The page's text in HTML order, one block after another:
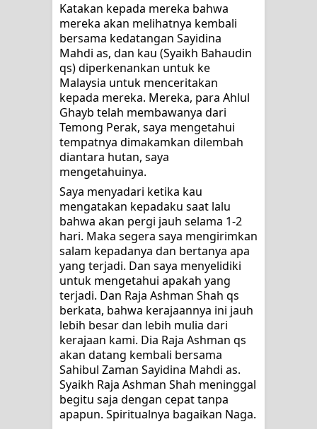
TERPESONA, JANGAN JUGA
MUDAH MENGHUKUM
DI TANGAN MURSYID, CINTA
MENEMUKAN JALAN PULANG
RAWATAN TAREKAT: APABILA
ALLAH MENYEMBUHKAN HATI, JIWA
TASAWUF: BUKAN AJARAN PELIK,
TETAPI JALAN MEMBERSIHKAN
HATI
"Kotoran Yang Paling Bahaya Bukan
Katakan kepada mereka bahwa
mereka akan melihatnya kembali
bersama kedatangan Sayidina
Mahdi as, dan kau (Syaikh Bahaudin
qs) diperkenankan untuk ke
Malaysia untuk menceritakan
kepada mereka. Mereka, para Ahlul
Ghayb telah membawanya dari
Temong Perak, saya mengetahui
tempatnya dimakamkan dilembah
diantara hutan, saya
mengetahuinya.
Saya menyadari ketika kau
mengatakan kepadaku saat lalu
bahwa akan pergi jauh selama 1-2
hari. Maka segera saya mengirimkan
salam kepadanya dan bertanya apa
yang terjadi. Dan saya menyelidiki
untuk mengetahui apakah yang
terjadi. Dan Raja Ashman Shah qs
berkata, bahwa kerajaannya ini jauh
lebih besar dan lebih mulia dari
kerajaan kami. Dia Raja Ashman qs
akan datang kembali bersama
Sahibul Zaman Sayidina Mahdi as.
Syaikh Raja Ashman Shah meninggal
begitu saja dengan cepat tanpa
apapun. Spiritualnya bagaikan Naga.